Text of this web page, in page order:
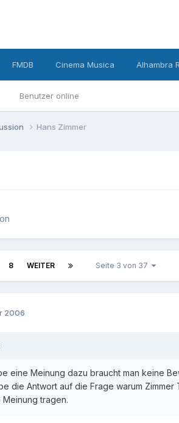
Benutzer online
FMDB Cinema Musica Alhambra
Hans Zimmer
8 WEITER Seite 3 von 37
2006
eine Meinung dazu braucht man keine
die Antwort auf die Frage warum
tragen.